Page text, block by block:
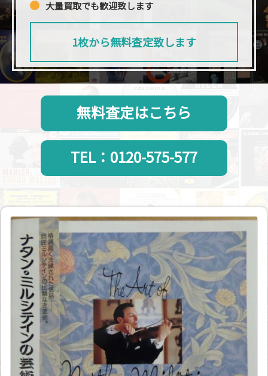
大量買取でも歓迎致します
1枚から無料査定致します
無料査定はこちら
TEL：0120-575-577